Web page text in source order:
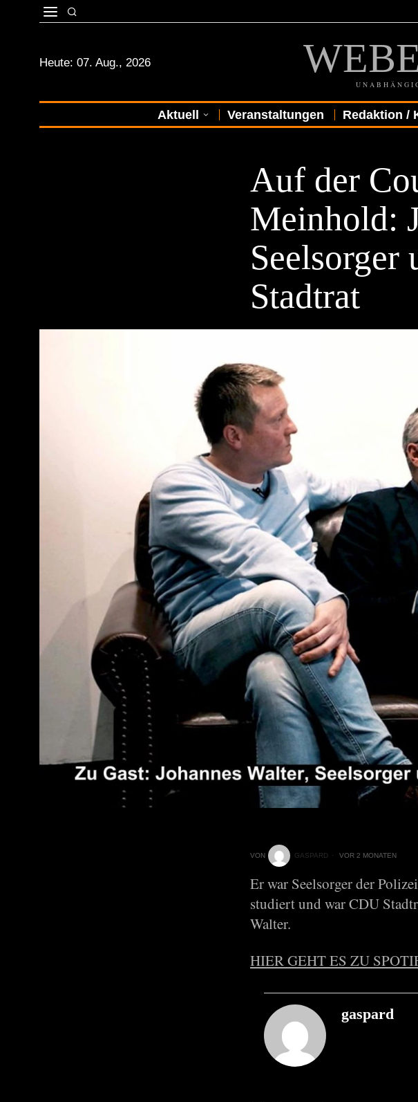
Heute: 07. Aug., 2026
Aktuell Veranstaltungen Redaktion /
Auf der
Meinhold:
Seelsorger
Stadtrat
VON GASPARD VOR 2 MONATEN
Er war Seelsorger der
studiert und war CDU
Walter.
HIER GEHT ES ZU
gaspard